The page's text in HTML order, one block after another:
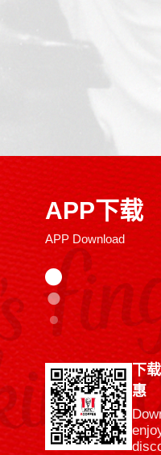
APP下载
APP Download
下
惠